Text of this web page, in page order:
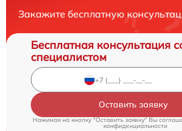
Закажите бесплатную
Бесплатная консультация
специалистом
Оставить заявку
Нажимая на кнопку "Оставить заявку" Вы
конфиденциальности